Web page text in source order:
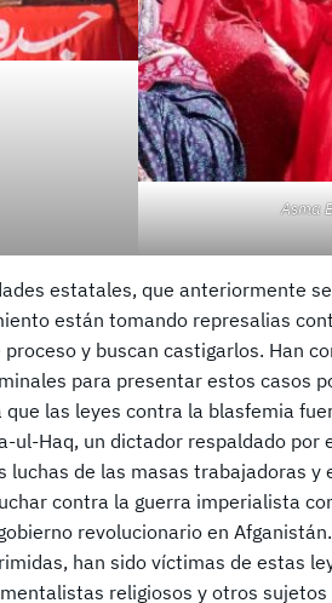
Asma
estatales, que anteriormente
están tomando represalias
y buscan castigarlos. Han
para presentar estos casos
las leyes contra la blasfemia
ul-Haq, un dictador respaldado por
de las masas trabajadoras y
contra la guerra imperialista
revolucionario en
han sido víctimas de estas
religiosos y otros